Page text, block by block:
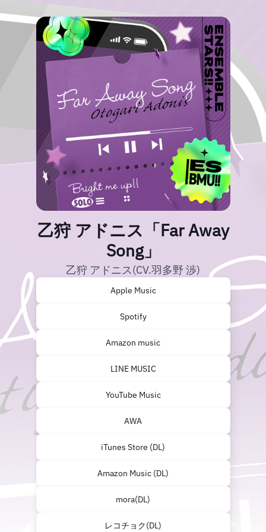
乙狩 アドニス「Far Away
Song」
乙狩 アドニス(CV.羽多野 渉)
Apple Music
Spotify
Amazon music
LINE MUSIC
YouTube Music
AWA
iTunes Store (DL)
Amazon Music (DL)
mora(DL)
レコチョク(DL)